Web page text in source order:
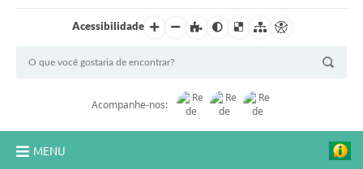
Acessibilidade
Acompanhe-nos:
MENU